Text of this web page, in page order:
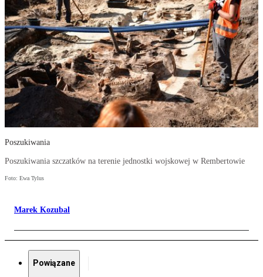
Poszukiwania
Poszukiwania szczatków na terenie jednostki wojskowej w Rembertowie
Foto: Ewa Tylus
Marek Kozubal
Powiązane